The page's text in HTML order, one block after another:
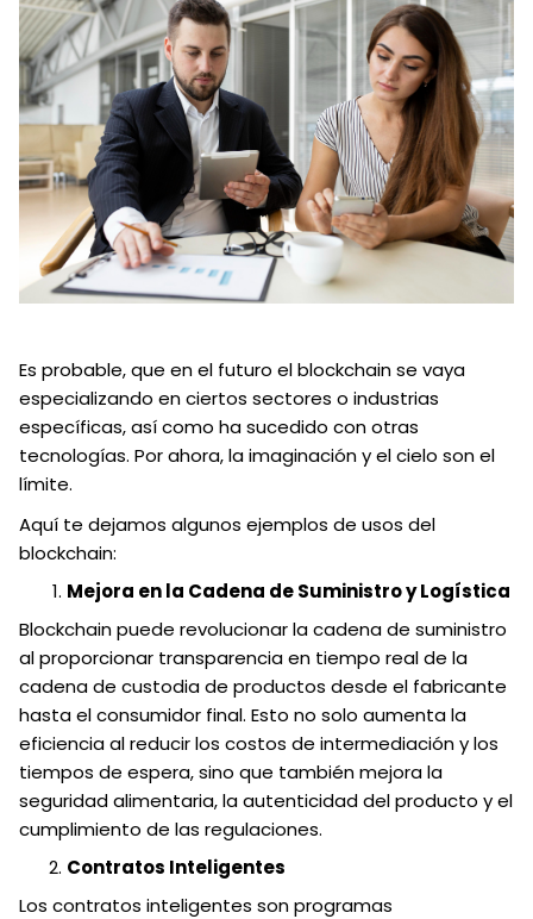
Es probable, que en el futuro el blockchain se vaya
especializando en ciertos sectores o industrias
específicas, así como ha sucedido con otras
tecnologías. Por ahora, la imaginación y el cielo son el
límite.
Aquí te dejamos algunos ejemplos de usos del
blockchain:
Mejora en la Cadena de Suministro y Logística
Blockchain puede revolucionar la cadena de suministro
al proporcionar transparencia en tiempo real de la
cadena de custodia de productos desde el fabricante
hasta el consumidor final. Esto no solo aumenta la
eficiencia al reducir los costos de intermediación y los
tiempos de espera, sino que también mejora la
seguridad alimentaria, la autenticidad del producto y el
cumplimiento de las regulaciones.
Contratos Inteligentes
Los contratos inteligentes son programas